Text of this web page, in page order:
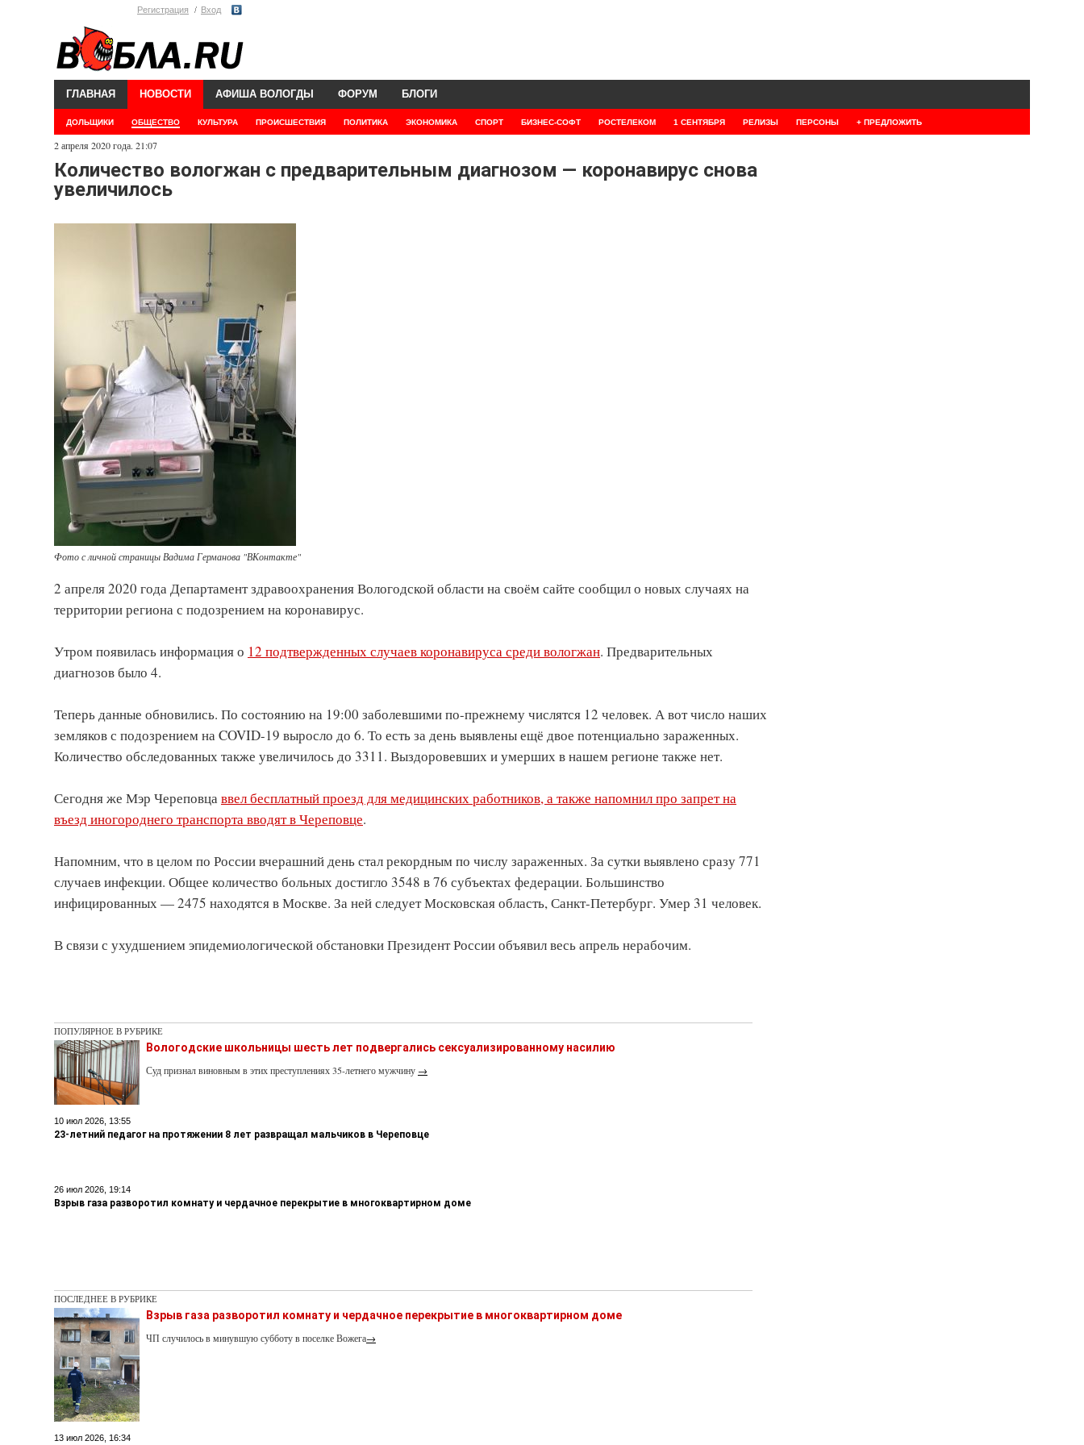
Регистрация Вход
ГЛАВНАЯ НОВОСТИ
ДОЛЬЩИКИ ОБЩЕСТВО КУЛЬТУРА ПРОИСШЕСТВИЯ ПОЛИТИКА ЭКОНОМИКА СПОРТ БИЗНЕС-СОФТ РОСТЕЛЕКОМ 1 СЕНТЯБРЯ РЕЛИЗЫ ПЕРСОНЫ + ПРЕДЛОЖИТЬ
АФИША ВОЛОГДЫ ФОРУМ БЛОГИ
2 апреля 2020 года. 21:07
Количество вологжан с предварительным диагнозом — коронавирус снова
увеличилось
Фото с личной страницы Вадима Германова "ВКонтакте"
2 апреля 2020 года Департамент здравоохранения Вологодской области на своём сайте сообщил о новых случаях на
территории региона с подозрением на коронавирус.
Утром появилась информация о 12 подтвержденных случаев коронавируса среди вологжан. Предварительных
диагнозов было 4.
Теперь данные обновились. По состоянию на 19:00 заболевшими по-прежнему числятся 12 человек. А вот число наших
земляков с подозрением на COVID-19 выросло до 6. То есть за день выявлены ещё двое потенциально зараженных.
Количество обследованных также увеличилось до 3311. Выздоровевших и умерших в нашем регионе также нет.
Сегодня же Мэр Череповцаввел бесплатный проезд для медицинских работников, а также напомнил про запрет на
въезд иногороднего транспорта вводят в Череповце.
Напомним, что в целом по России вчерашний день стал рекордным по числу зараженных. За сутки выявлено сразу 771
случаев инфекции. Общее количество больных достигло 3548 в 76 субъектах федерации. Большинство
инфицированных — 2475 находятся в Москве. За ней следует Московская область, Санкт-Петербург. Умер 31 человек.
В связи с ухудшением эпидемиологической обстановки Президент России объявил весь апрель нерабочим.
ПОПУЛЯРНОЕ В РУБРИКЕ
Вологодские школьницы шесть лет подвергались сексуализированному насилию
Суд признал виновным в этих преступлениях 35-летнего мужчину →
10 июл 2026, 13:55
23-летний педагог на протяжении 8 лет развращал мальчиков в Череповце
26 июл 2026, 19:14
Взрыв газа разворотил комнату и чердачное перекрытие в многоквартирном доме
ПОСЛЕДНЕЕ В РУБРИКЕ
Взрыв газа разворотил комнату и чердачное перекрытие в многоквартирном доме
ЧП случилось в минувшую субботу в поселке Вожега→
13 июл 2026, 16:34